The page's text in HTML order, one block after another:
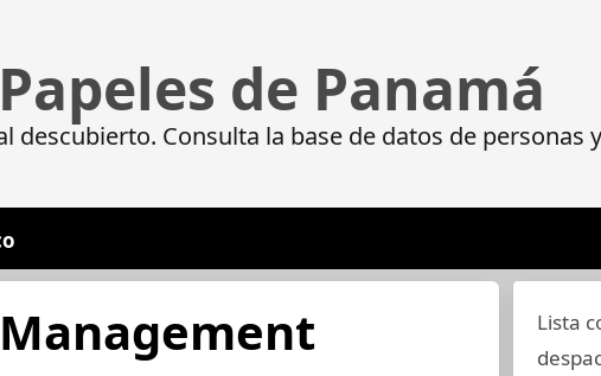
Papeles de Panamá
descubierto. Consulta la base de datos de
Lista